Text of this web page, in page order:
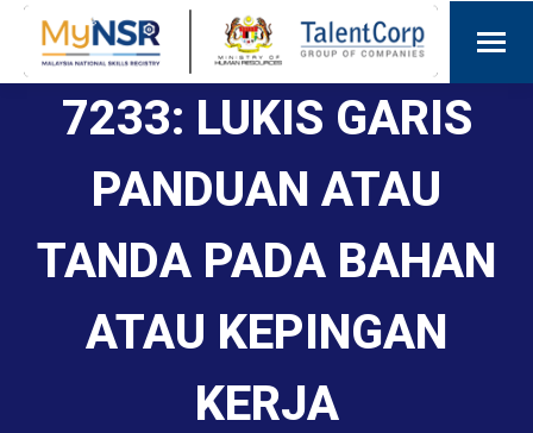
7233: LUKIS GARIS
PANDUAN ATAU
TANDA PADA BAHAN
ATAU KEPINGAN
KERJA